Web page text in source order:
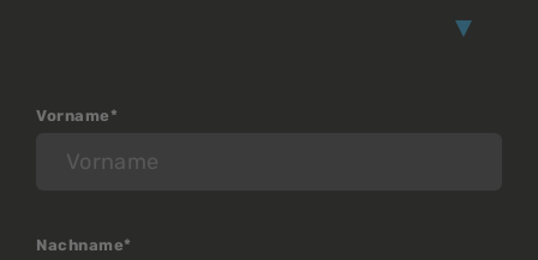
Vorname*
Nachname*